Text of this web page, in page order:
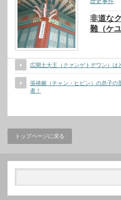
非道な
難（ケ
広開土大王（クァンゲトデワン）は
張禧嬪（チャン・ヒビン）の息子の
者！
トップページに戻る